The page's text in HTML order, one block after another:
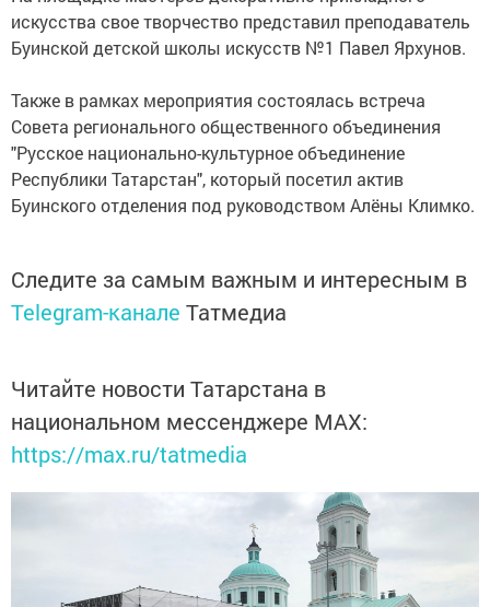
искусства свое творчество представил преподаватель
Буинской детской школы искусств №1 Павел Ярхунов.
Также в рамках мероприятия состоялась встреча
Совета регионального общественного объединения
"Русское национально-культурное объединение
Республики Татарстан", который посетил актив
Буинского отделения под руководством Алёны Климко.
Следите за самым важным и интересным в
Telegram-канале Татмедиа
Читайте новости Татарстана в
национальном мессенджере MАХ:
https://max.ru/tatmedia